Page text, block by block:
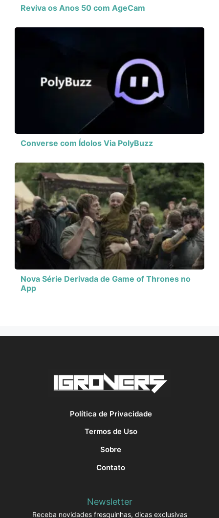
Reviva os Anos 50 com AgeCam
Converse com Ídolos Via PolyBuzz
Nova Série Derivada de Game of Thrones no
App
Política de Privacidade
Termos de Uso
Sobre
Contato
Newsletter
Receba novidades fresquinhas, dicas exclusivas